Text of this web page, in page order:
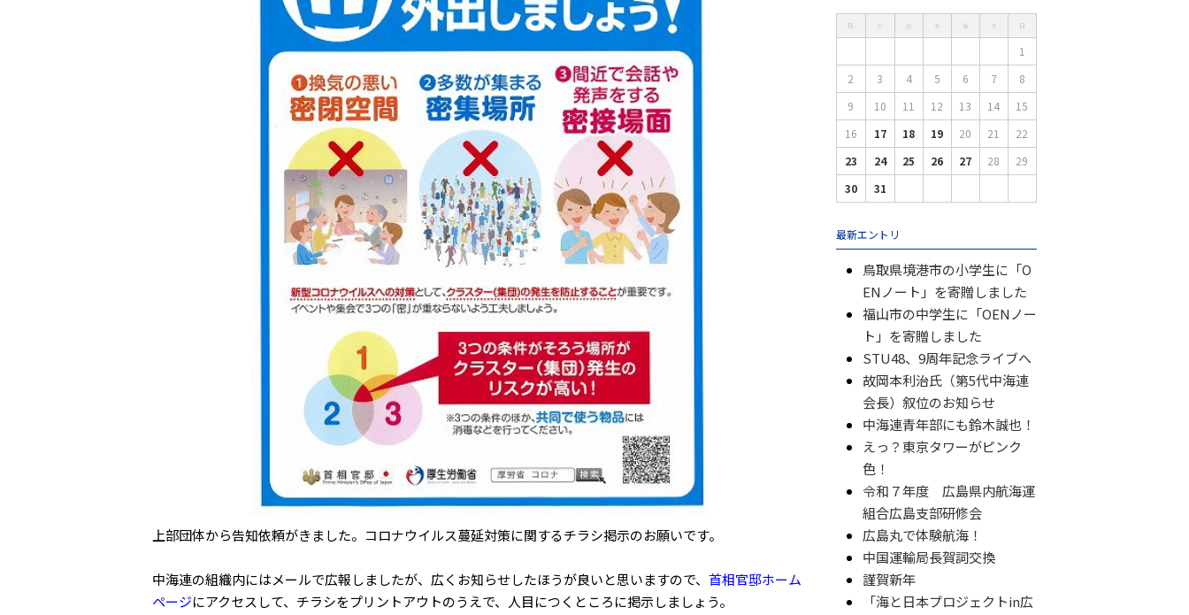
上部団体から告知依頼がきました。コロナウイルス蔓延対策に関するチラシ掲示のお願いです。
中海連の組織内にはメールで広報しましたが、広くお知らせしたほうが良いと思いますので、 首相官邸ホーム
ページにアクセスして、チラシをプリントアウトのうえで、人目につくところに掲示しましょう。
月 火 水 木 金 土 日
1
2
3 4 5 6 7
8
9
10 11 12 13 14
15
16
17 18 19 20 21
22
23
24 25 26 27 28
29
30
31
最新エントリ
鳥取県境港市の小学生に「O
ENノート」を寄贈しました
福山市の中学生に「OENノー
ト」を寄贈しました
STU48、9周年記念ライブへ
故岡本利治氏（第5代中海連
会長）叙位のお知らせ
中海連青年部にも鈴木誠也！
えっ？東京タワーがピンク
色！
令和７年度 広島県内航海運
組合広島支部研修会
広島丸で体験航海！
中国運輸局長賀詞交換
謹賀新年
「海と日本プロジェクトin広